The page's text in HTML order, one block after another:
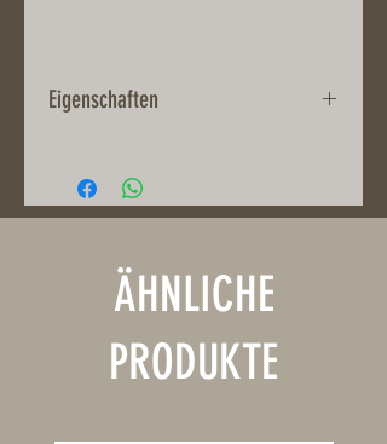
Eigenschaften
Durchmesser 14 cm
Spülmaschinenfest und
ÄHNLICHE
PRODUKTE